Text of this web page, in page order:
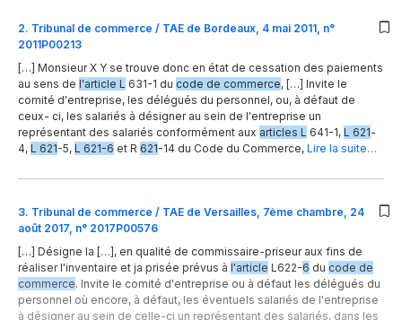
2. Tribunal de commerce / TAE de Bordeaux, 4 mai 2011, n°
2011P00213
[…] Monsieur X Y se trouve donc en état de cessation des paiements
au sens de l'article L 631-1 du code de commerce, […] Invite le
comité d'entreprise, les délégués du personnel, ou, à défaut de
ceux- ci, les salariés à désigner au sein de l'entreprise un
représentant des salariés conformément aux articles L 641-1, L 621-
4, L 621-5, L 621-6 et R 621-14 du Code du Commerce, Lire la suite…
3. Tribunal de commerce / TAE de Versailles, 7ème chambre, 24
août 2017, n° 2017P00576
[…] Désigne la […], en qualité de commissaire-priseur aux fins de
réaliser l'inventaire et ja prisée prévus à l'article L622-6 du code de
commerce. Invite le comité d'entreprise ou à défaut les délégués du
personnel où encore, à défaut, les éventuels salariés de l'entreprise
à désigner au sein de celle-ci un représentant des salariés, dans les